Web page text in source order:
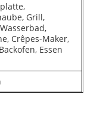
Grill,
Crêpes-Maker,
Essen